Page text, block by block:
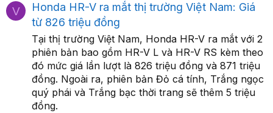
V
Honda HR-V ra mắt thị trường Việt Nam: Giá
từ 826 triệu đồng
Tại thị trường Việt Nam, Honda HR-V ra mắt với 2
phiên bản bao gồm HR-V L và HR-V RS kèm theo
đó mức giá lần lượt là 826 triệu đồng và 871 triệu
đồng. Ngoài ra, phiên bản Đỏ cá tính, Trắng ngọc
quý phái và Trắng bạc thời trang sẽ thêm 5 triệu
đồng.